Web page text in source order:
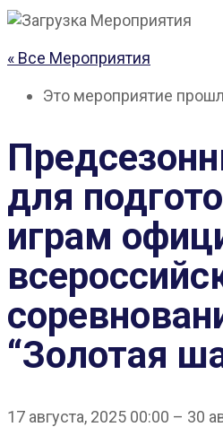
« Все Мероприятия
Это мероприятие
для
играм
“Золотая
17 августа, 2025 00:00 – 30